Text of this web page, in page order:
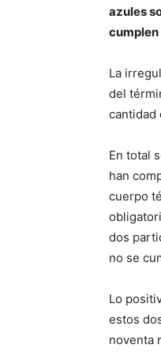
azules
La
del
cantidad
En total
han
cuerpo
dos
no se
Lo
estos
noventa